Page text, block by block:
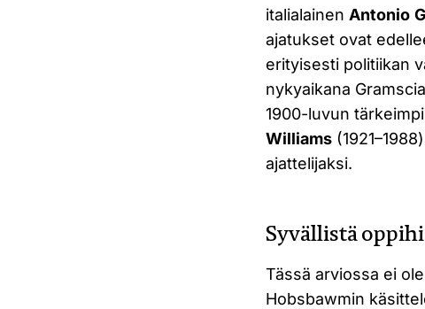
italialainen Antonio
ajatukset ovat
erityisesti politiikan
nykyaikana
1900-luvun
Williams
ajattelijaksi.
Syvällistä
Tässä arviossa ei
Hobsbawmin